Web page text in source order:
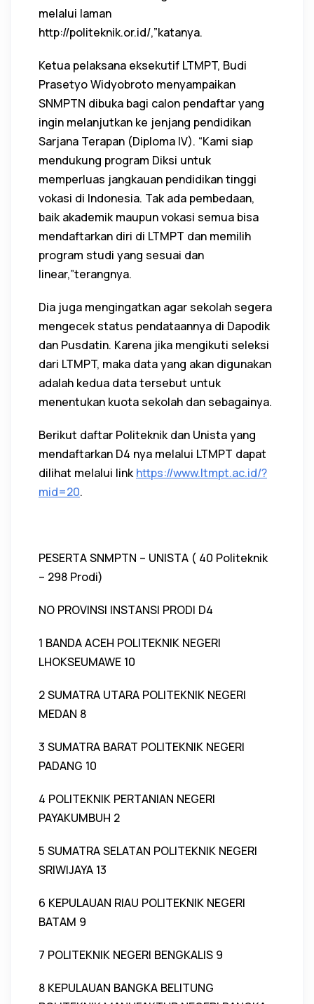
melalui laman
http://politeknik.or.id/,”katanya.
Ketua pelaksana eksekutif LTMPT, Budi
Prasetyo Widyobroto menyampaikan
SNMPTN dibuka bagi calon pendaftar yang
ingin melanjutkan ke jenjang pendidikan
Sarjana Terapan (Diploma IV). “Kami siap
mendukung program Diksi untuk
memperluas jangkauan pendidikan tinggi
vokasi di Indonesia. Tak ada pembedaan,
baik akademik maupun vokasi semua bisa
mendaftarkan diri di LTMPT dan memilih
program studi yang sesuai dan
linear,”terangnya.
Dia juga mengingatkan agar sekolah segera
mengecek status pendataannya di Dapodik
dan Pusdatin. Karena jika mengikuti seleksi
dari LTMPT, maka data yang akan digunakan
adalah kedua data tersebut untuk
menentukan kuota sekolah dan sebagainya.
Berikut daftar Politeknik dan Unista yang
mendaftarkan D4 nya melalui LTMPT dapat
dilihat melalui linkhttps://www.ltmpt.ac.id/?
mid=20.
PESERTA SNMPTN – UNISTA ( 40 Politeknik
– 298 Prodi)
NO PROVINSI INSTANSI PRODI D4
1 BANDA ACEH POLITEKNIK NEGERI
LHOKSEUMAWE 10
2 SUMATRA UTARA POLITEKNIK NEGERI
MEDAN 8
3 SUMATRA BARAT POLITEKNIK NEGERI
PADANG 10
4 POLITEKNIK PERTANIAN NEGERI
PAYAKUMBUH 2
5 SUMATRA SELATAN POLITEKNIK NEGERI
SRIWIJAYA 13
6 KEPULAUAN RIAU POLITEKNIK NEGERI
BATAM 9
7 POLITEKNIK NEGERI BENGKALIS 9
8 KEPULAUAN BANGKA BELITUNG